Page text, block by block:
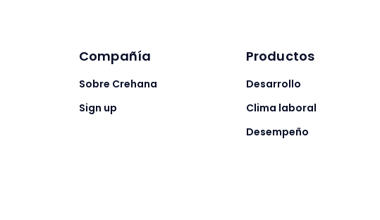
Compañía
Sobre Crehana
Sign up
Productos
Desarrollo
Clima laboral
Desempeño